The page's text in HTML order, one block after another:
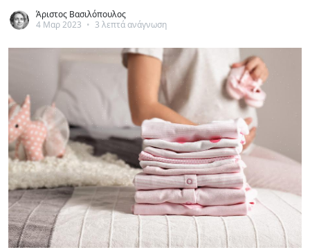
Άριστος Βασιλόπουλος
4 Μαρ 2023 • 3 λεπτά ανάγνωση